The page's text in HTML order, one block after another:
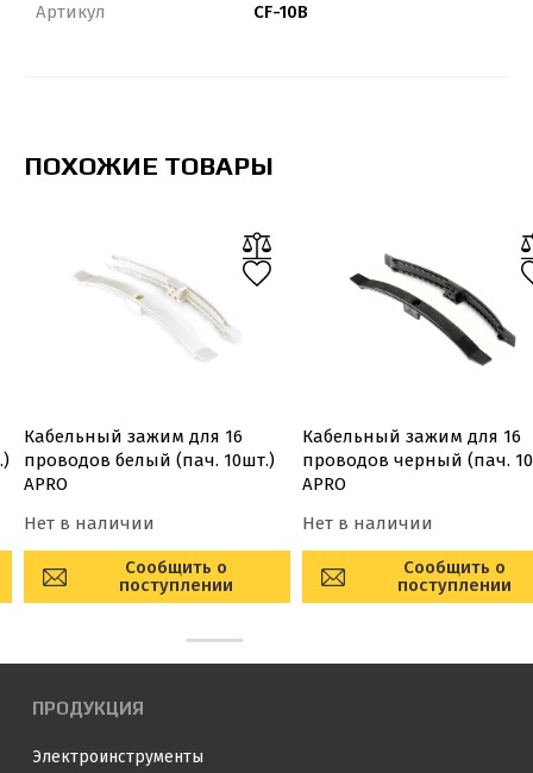
Артикул CF-10B
ПОХОЖИЕ ТОВАРЫ
Кабельный зажим для 16
проводов белый (пач. 10шт.)
APRO
Нет в наличии
Сообщить о
поступлении
Кабельный зажим для 16
проводов черный (пач.
APRO
Нет в наличии
Сообщить о
поступлении
ПРОДУКЦИЯ
Электроинструменты